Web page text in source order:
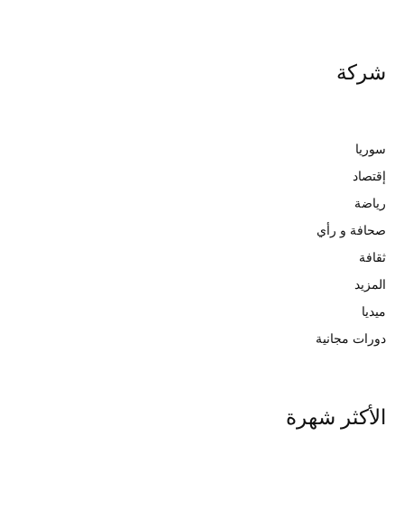
شركة
سوريا
إقتصاد
رياضة
صحافة و رأي
ثقافة
المزيد
ميديا
دورات مجانية
الأكثر شهرة